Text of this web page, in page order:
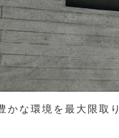
かな環境を最大限取